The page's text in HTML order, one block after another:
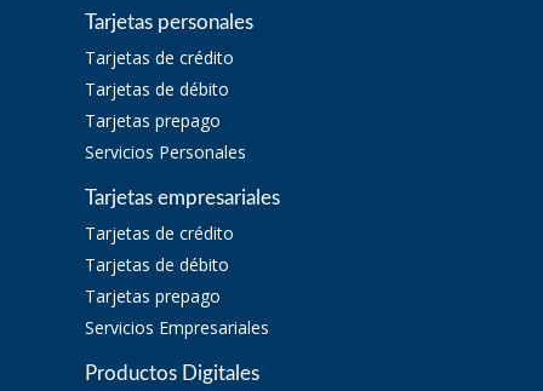
Tarjetas personales
Tarjetas de crédito
Tarjetas de débito
Tarjetas prepago
Servicios Personales
Tarjetas empresariales
Tarjetas de crédito
Tarjetas de débito
Tarjetas prepago
Servicios Empresariales
Productos Digitales